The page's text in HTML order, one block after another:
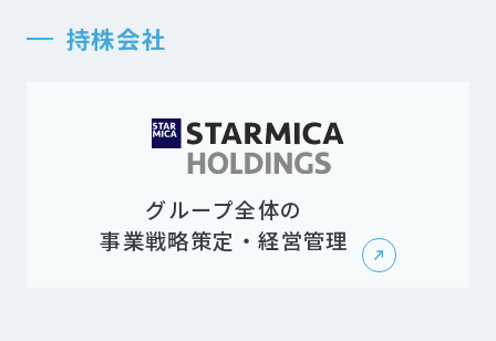
持株会社
グループ全体の
事業戦略策定・経営管理